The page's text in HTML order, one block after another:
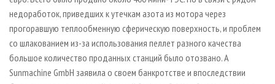
недоработок, приведших к утечкам азота из мотора через
прогоравшую теплообменную сферическую поверхность, и проблем
со шлакованием из-за использования пеллет разного качества
большое количество проданных станций было отозвано. А
Sunmachine GmbH заявила о своем банкротстве и впоследствии